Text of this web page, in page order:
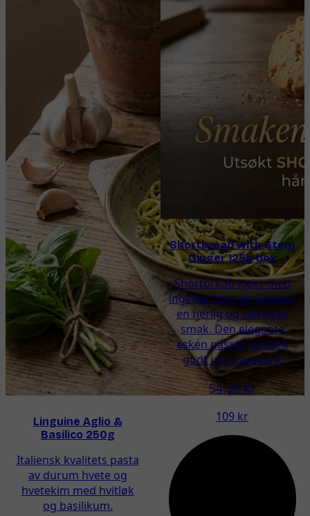
Linguine Aglio &
Basilico 250g
Italiensk kvalitets pasta
av durum hvete og
hvetekim med hvitløk
og basilikum.
Shortbread with Stem
Ginger 125g box
Shortbread kjeks med
ingefær som gir kjeksen
en herlig og særegen
smak. Den elegante
esken passer spesielt
godt i en gavekurv.
54,50 kr
109 kr